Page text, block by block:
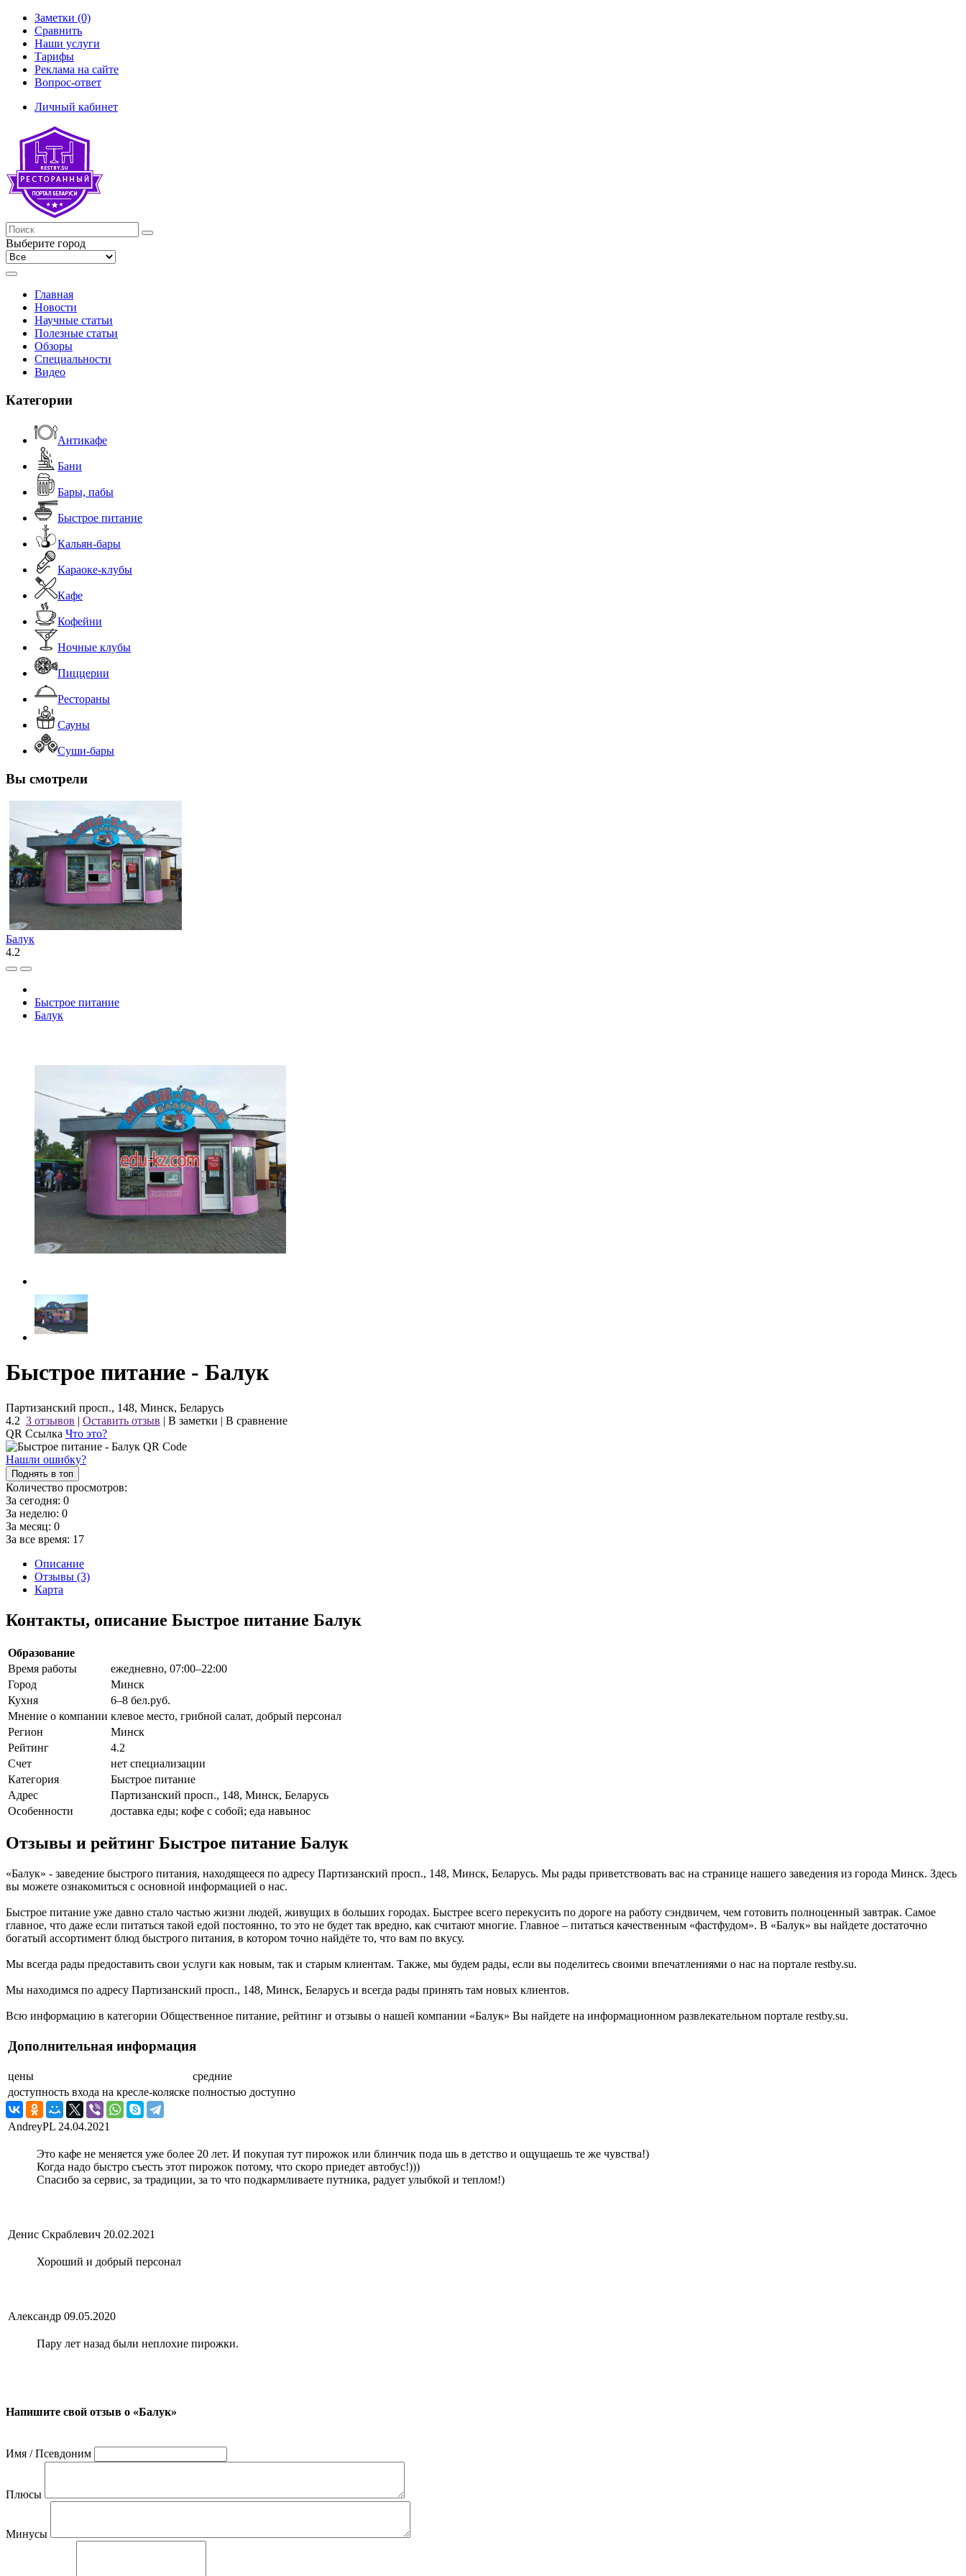
Заметки (0)
Сравнить
Наши услуги
Тарифы
Реклама на сайте
Вопрос-ответ
Личный кабинет
Выберите город
Главная
Новости
Научные статьи
Полезные статьи
Обзоры
Специальности
Видео
Категории
Антикафе
Бани
Бары, пабы
Быстрое питание
Кальян-бары
Караоке-клубы
Кафе
Кофейни
Ночные клубы
Пиццерии
Рестораны
Сауны
Суши-бары
Вы смотрели
Балук
4.2
Быстрое питание
Балук
Быстрое питание - Балук
Партизанский просп., 148, Минск, Беларусь
4.2 3 отзывов | Оставить отзыв | В заметки | В сравнение
QR Ссылка Что это?
Нашли ошибку?
Поднять в топ
Количество просмотров:
За сегодня: 0
За неделю: 0
За месяц: 0
За все время: 17
Описание
Отзывы (3)
Карта
Контакты, описание Быстрое питание Балук
Образование
Время работы
ежедневно, 07:00–22:00
Город
Минск
Кухня
6–8 бел.руб.
Мнение о компании клевое место, грибной салат, добрый персонал
Регион
Минск
Рейтинг
4.2
Счет
нет специализации
Категория
Быстрое питание
Адрес
Партизанский просп., 148, Минск, Беларусь
Особенности
доставка еды; кофе с собой; еда навынос
Отзывы и рейтинг Быстрое питание Балук
«Балук» - заведение быстрого питания, находящееся по адресу Партизанский просп., 148, Минск, Беларусь. Мы рады приветствовать вас на странице нашего заведения из города Минск. Здесь
вы можете ознакомиться с основной информацией о нас.
Быстрое питание уже давно стало частью жизни людей, живущих в больших городах. Быстрее всего перекусить по дороге на работу сэндвичем, чем готовить полноценный завтрак. Самое
главное, что даже если питаться такой едой постоянно, то это не будет так вредно, как считают многие. Главное – питаться качественным «фастфудом». В «Балук» вы найдете достаточно
богатый ассортимент блюд быстрого питания, в котором точно найдёте то, что вам по вкусу.
Мы всегда рады предоставить свои услуги как новым, так и старым клиентам. Также, мы будем рады, если вы поделитесь своими впечатлениями о нас на портале restby.su.
Мы находимся по адресу Партизанский просп., 148, Минск, Беларусь и всегда рады принять там новых клиентов.
Всю информацию в категории Общественное питание, рейтинг и отзывы о нашей компании «Балук» Вы найдете на информационном развлекательном портале restby.su.
Дополнительная информация
цены
средние
доступность входа на кресле-коляске полностью доступно
AndreyPL 24.04.2021
Это кафе не меняется уже более 20 лет. И покупая тут пирожок или блинчик пода шь в детство и ощущаешь те же чувства!)
Когда надо быстро съесть этот пирожок потому, что скоро приедет автобус!)))
Спасибо за сервис, за традиции, за то что подкармливаете путника, радует улыбкой и теплом!)
Денис Скраблевич 20.02.2021
Хороший и добрый персонал
Александр 09.05.2020
Пару лет назад были неплохие пирожки.
Напишите свой отзыв о «Балук»
Имя / Псевдоним
Плюсы
Минусы